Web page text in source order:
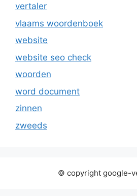
vertaler
vlaams woordenboek
website
website seo check
woorden
word document
zinnen
zweeds
© copyright google-